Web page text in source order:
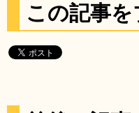
この記事